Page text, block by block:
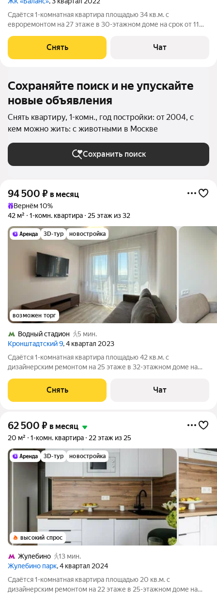
Сдаётся 1-комнатная квартира площадью 34 кв.м. с
евроремонтом на 27 этаже в 30-этажном доме на срок от 11
Стиральная машина Холодильник Посудомоечная машина
Кондиционер Микроволновка Дом -
Снять Чат
Сохраняйте поиск и не упускайте
новые объявления
Снять квартиру, 1-комн., год постройки: от 2004, с
кем можно жить: с животными в Москве
Сохранить поиск
94 500 ₽ в месяц
Вернём 10%
42 м²
1-комн. квартира 25 этаж из 32
3D-тур новостройка
возможен торг
Водный стадион
5 мин.
Кронштадтский 9, 4 квартал 2023
Сдаётся 1-комнатная квартира площадью 42 кв.м. с
дизайнерским ремонтом на 25 этаже в 32-этажном доме на
Стиральная машина Сушильная машина Холодильник
Кондиционер Микроволновка Дом -
Снять Чат
62 500 ₽ в месяц
20 м² 1-комн. квартира 22 этаж из 25
3D-тур новостройка
высокий спрос
Жулебино
13 мин.
Жулебино парк, 4 квартал 2024
Сдаётся 1-комнатная квартира площадью 20 кв.м. с
дизайнерским ремонтом на 22 этаже в 25-этажном доме на